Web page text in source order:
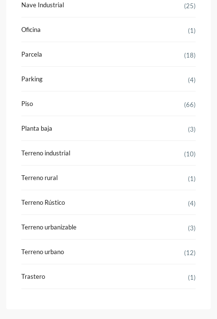
Nave Industrial (25)
Oficina (1)
Parcela (18)
Parking (4)
Piso (66)
Planta baja (3)
Terreno industrial (10)
Terreno rural (1)
Terreno Rústico (4)
Terreno urbanizable (3)
Terreno urbano (12)
Trastero (1)